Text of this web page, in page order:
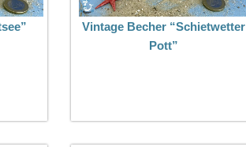
Vintage Becher “Schietwetter
Pott”